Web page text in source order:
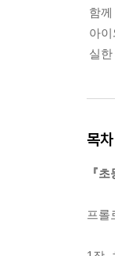
함
아
실
목차
『
프롤